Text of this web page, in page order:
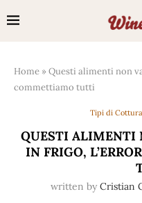
Home »Questi alimenti non
commettiamo tutti
Tipi di
QUESTI ALIMENTI
IN FRIGO,
written by Cristian